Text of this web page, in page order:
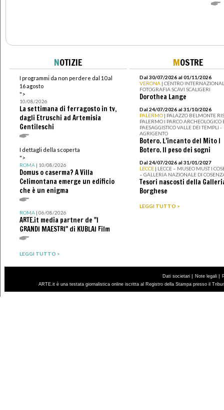
NOTIZIE
I programmi da non perdere dal 10 al
16 agosto
">
10/08/2026
La settimana di ferragosto in tv,
dagli Etruschi ad Artemisia
Gentileschi
I dettagli della scoperta
">
ROMA| 10/08/2026
Domus o caserma? A Villa
Celimontana emerge un edificio
che è un enigma
ROMA| 06/08/2026
ARTE.it media partner de "I
GRANDI MAESTRI" di KUBLAI Film
LEGGI TUTTO >
MOSTRE
Dal 30/07/2026 al 01/11/2026
VERONA | CENTRO
FOTOGRAFIA SCAVI SCALIGERI
Dorothea Lange
Dal 24/07/2026 al 31/10/2026
PALERMO | PALAZZO BELMONTE
PALERMO I PARCO ARCHEOLOGICO
PAESAGGISTICO VALLE DEI TEMPLI -
AGRIGENTO
Botero. L’incanto del Mito I
Botero. Il peso dei sogni
Dal 24/07/2026 al 31/01/2027
LECCE | LECCE – MUSEO MUST I
– GALLERIA NAZIONALE DI
Tesori nascosti della
Borghese
LEGGI TUTTO >
Dati societari | Note legali |
ARTE.it è una testata giornalistica online iscritta al Registro della Stampa presso il